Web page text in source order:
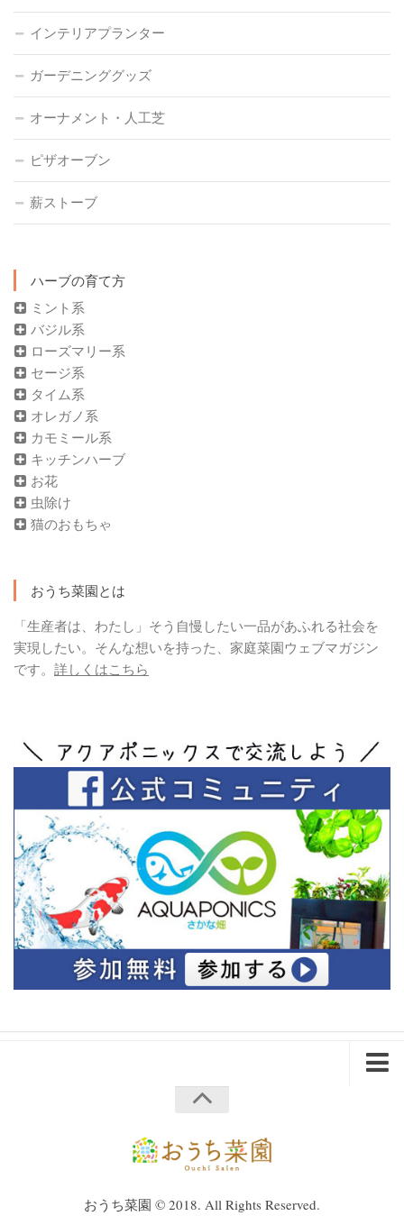
インテリアプランター
ガーデニンググッズ
オーナメント・人工芝
ピザオーブン
薪ストーブ
ハーブの育て方
ミント系
バジル系
ローズマリー系
セージ系
タイム系
オレガノ系
カモミール系
キッチンハーブ
お花
虫除け
猫のおもちゃ
おうち菜園とは
「生産者は、わたし」そう自慢したい一品があふれる社会を
実現したい。そんな想いを持った、家庭菜園ウェブマガジン
です。 詳しくはこちら
企業・法人様へおうち菜園 © 2018. All Rights Reserved.